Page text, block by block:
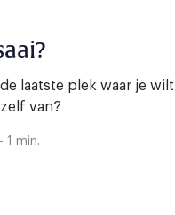
laatste plek waar je
van?
min.